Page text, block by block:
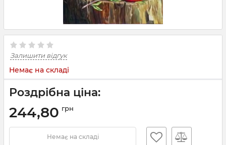
Залишити відгук
Немає на складі
Роздрібна ціна:
244,80 грн
Немає на складі